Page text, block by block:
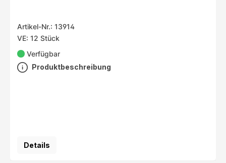
Artikel-Nr.: 13914
VE: 12 Stück
Verfügbar
Produktbeschreibung
Details